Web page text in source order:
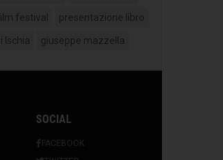
festival presentazione libro
Ischia giuseppe mazzella
SOCIAL
FACEBOOK